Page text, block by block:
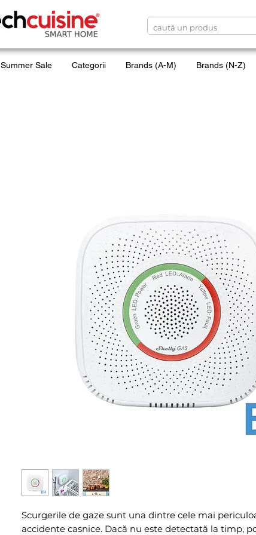
Summer Sale Categorii Brands (A-M) Brands (N-Z)
Scurgerile de gaze sunt una dintre cele mai
accidente casnice. Dacă nu este detectată la timp,